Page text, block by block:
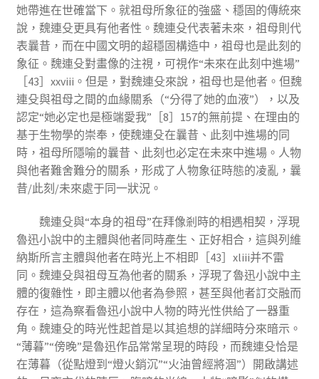
她帶進在世確當下。就祖母所象征的強盛、穩固的傳統來
說，魏連殳更具有他者性。魏連殳代表著未來，祖母則代
表曩昔，而在中國文明的超穩固構造中，祖母也是此刻的
象征。魏連殳對畫像的注視，可視作“未來在此刻中進場”
［43］xxviii。但是，對魏連殳來說，祖母也是他者。但魏
連殳與祖母之間的血緣關系（“分得了她的血液”），以及
認定“她必定也是極端愛我”［8］157的無前提、在理由的
基于生物學的崇奉，使魏連殳在曩昔、此刻中進場的同
時，祖母所隱喻的曩昔、此刻也必定在未來中進場。人物
與他者難舍難分的關系，形成了人物象征時態的凌亂，曩
昔/此刻/未來處于同一狀況。
魏連殳與“本身的祖母”在拜像剎時的相遇相契，浮現
魯迅小說中的主體與他者同時產生、正好相合，這與列維
納斯所言主體與他者在時光上不相即［43］xliii并不雷
同。魏連殳與祖母互為他者的關系，浮現了魯迅小說中主
體的復雜性，即主體以他者為參照，甚至與他者訂交融而
存在，這為察看魯迅小說中人物的時光性供給了一器重
角。魏連殳的時光性起首是以其追想的詳細時分來暗示。
“薄暮”“傍晚”是魯迅作品常常呈現的時段，而魏連殳恰是
在薄暮（從點燈到“燈火銷沉”“火油曾經將涸”）開啟講述